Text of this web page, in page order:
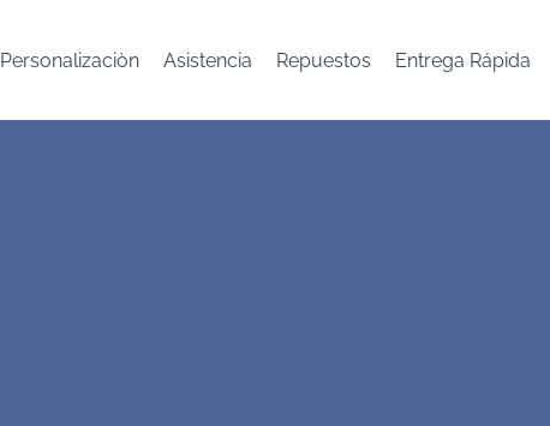
Personalizaciòn Asistencia Repuestos Entrega Rápida